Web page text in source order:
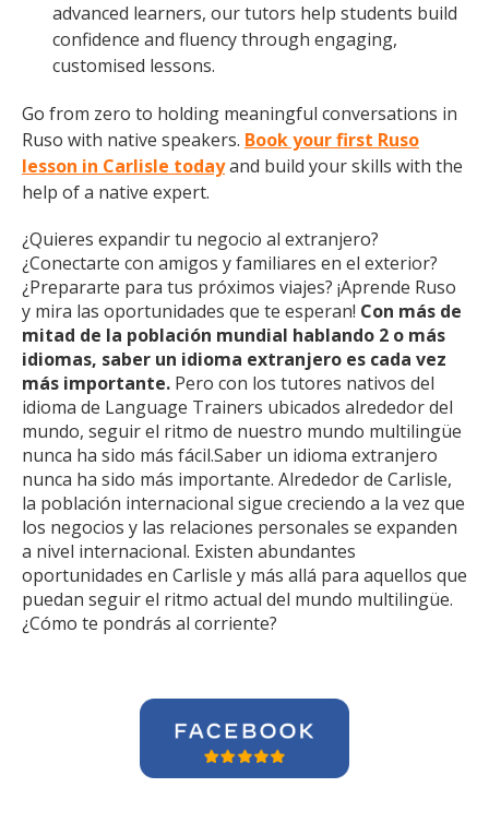
advanced learners, our tutors help students build
confidence and fluency through engaging,
customised lessons.
Go from zero to holding meaningful conversations in
Ruso with native speakers. Book your first Ruso
lesson in Carlisle todayand build your skills with the
help of a native expert.
¿Quieres expandir tu negocio al extranjero?
¿Conectarte con amigos y familiares en el exterior?
¿Prepararte para tus próximos viajes? ¡Aprende Ruso
y mira las oportunidades que te esperan! Con más de
mitad de la población mundial hablando 2 o más
idiomas, saber un idioma extranjero es cada vez
más importante. Pero con los tutores nativos del
idioma de Language Trainers ubicados alrededor del
mundo, seguir el ritmo de nuestro mundo multilingüe
nunca ha sido más fácil.Saber un idioma extranjero
nunca ha sido más importante. Alrededor de Carlisle,
la población internacional sigue creciendo a la vez que
los negocios y las relaciones personales se expanden
a nivel internacional. Existen abundantes
oportunidades en Carlisle y más allá para aquellos que
puedan seguir el ritmo actual del mundo multilingüe.
¿Cómo te pondrás al corriente?